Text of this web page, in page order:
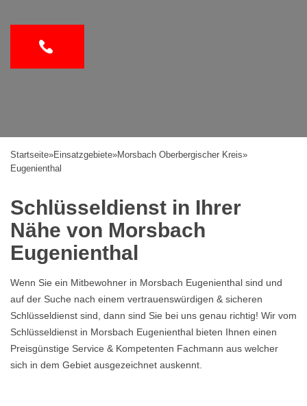
Startseite»Einsatzgebiete»Morsbach Oberbergischer Kreis»
Eugenienthal
Schlüsseldienst in Ihrer
Nähe von Morsbach
Eugenienthal
Wenn Sie ein Mitbewohner in Morsbach Eugenienthal sind und
auf der Suche nach einem vertrauenswürdigen & sicheren
Schlüsseldienst sind, dann sind Sie bei uns genau richtig! Wir vom
Schlüsseldienst in Morsbach Eugenienthal bieten Ihnen einen
Preisgünstige Service & Kompetenten Fachmann aus welcher
sich in dem Gebiet ausgezeichnet auskennt.